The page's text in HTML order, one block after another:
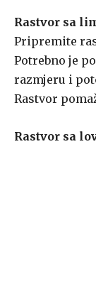
Rastvor sa
Pripremite
Potrebno je
razmjeru i
Rastvor
Rastvor sa